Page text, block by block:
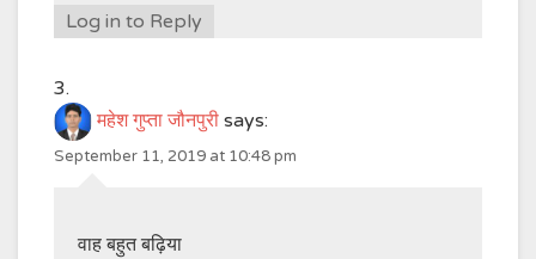
Log in to Reply
महेश गुप्ता जौनपुरी says:
September 11, 2019 at 10:48 pm
वाह बहुत बढ़िया